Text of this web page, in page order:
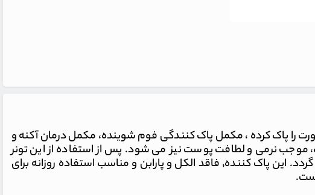
را پاک کرده ، مکمل پاک کنندگی فوم شوینده، مکمل درمان آکنه و
نرمی و لطافت پوست نیز می شود. پس از استفاده از این تونر
رطوبت طبیعی پوست حفظ می شود٬ از خشکی و کشیدگی جلوگیری می کند و مانع چرب شدن سریع پوست می گردد. این پاک کننده٬ فاقد الکل و پارابن و مناسب استفاده روزانه برای